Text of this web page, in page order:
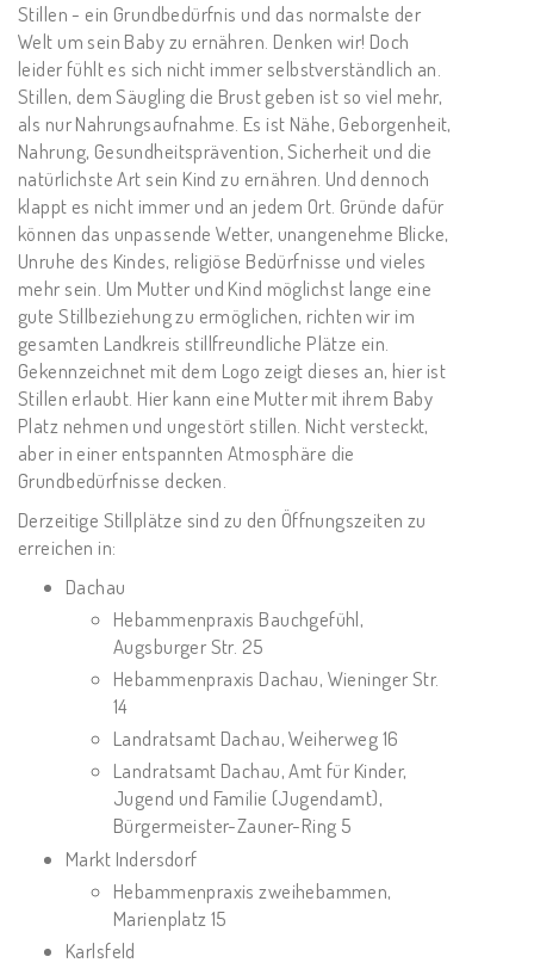
Stillen - ein Grundbedürfnis und das normalste der
Welt um sein Baby zu ernähren. Denken wir! Doch
leider fühlt es sich nicht immer selbstverständlich an.
Stillen, dem Säugling die Brust geben ist so viel mehr,
als nur Nahrungsaufnahme. Es ist Nähe, Geborgenheit,
Nahrung, Gesundheitsprävention, Sicherheit und die
natürlichste Art sein Kind zu ernähren. Und dennoch
klappt es nicht immer und an jedem Ort. Gründe dafür
können das unpassende Wetter, unangenehme Blicke,
Unruhe des Kindes, religiöse Bedürfnisse und vieles
mehr sein. Um Mutter und Kind möglichst lange eine
gute Stillbeziehung zu ermöglichen, richten wir im
gesamten Landkreis stillfreundliche Plätze ein.
Gekennzeichnet mit dem Logo zeigt dieses an, hier ist
Stillen erlaubt. Hier kann eine Mutter mit ihrem Baby
Platz nehmen und ungestört stillen. Nicht versteckt,
aber in einer entspannten Atmosphäre die
Grundbedürfnisse decken.
Derzeitige Stillplätze sind zu den Öffnungszeiten zu
erreichen in:
Dachau
Hebammenpraxis Bauchgefühl,
Augsburger Str. 25
Hebammenpraxis Dachau, Wieninger Str.
14
Landratsamt Dachau, Weiherweg 16
Landratsamt Dachau, Amt für Kinder,
Jugend und Familie (Jugendamt),
Bürgermeister-Zauner-Ring 5
Markt Indersdorf
Hebammenpraxis zweihebammen,
Marienplatz 15
Karlsfeld